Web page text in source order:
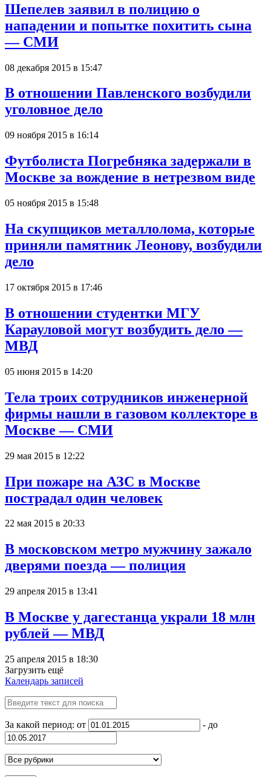
Шепелев заявил в полицию о
нападении и попытке похитить сына
— СМИ
08 декабря 2015 в 15:47
В отношении Павленского возбудили
уголовное дело
09 ноября 2015 в 16:14
Футболиста Погребняка задержали в
Москве за вождение в нетрезвом виде
05 ноября 2015 в 15:48
На скупщиков металлолома, которые
приняли памятник Леонову, возбудили
дело
17 октября 2015 в 17:46
В отношении студентки МГУ
Карауловой могут возбудить дело —
МВД
05 июня 2015 в 14:20
Тела троих сотрудников инженерной
фирмы нашли в газовом коллекторе в
Москве — СМИ
29 мая 2015 в 12:22
При пожаре на АЗС в Москве
пострадал один человек
22 мая 2015 в 20:33
В московском метро мужчину зажало
дверями поезда — полиция
29 апреля 2015 в 13:41
В Москве у дагестанца украли 18 млн
рублей — МВД
25 апреля 2015 в 18:30
Загрузить ещё
Календарь записей
За какой период: от - до